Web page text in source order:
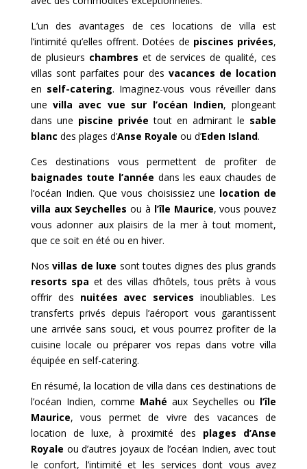
L’un des avantages de ces locations de villa est
l’intimité qu’elles offrent. Dotées de piscines privées,
de plusieurs chambres et de services de qualité, ces
villas sont parfaites pour des vacances de location
en self-catering. Imaginez-vous vous réveiller dans
unevilla avec vue sur l’océan Indien, plongeant
dans une piscine privée tout en admirant le sable
blanc des plages d’Anse Royale ou d’Eden Island.
Ces destinations vous permettent de profiter de
baignades toute l’année dans les eaux chaudes de
l’océan Indien. Que vous choisissiez une location de
villa aux Seychelles ou à l’île Maurice, vous pouvez
vous adonner aux plaisirs de la mer à tout moment,
que ce soit en été ou en hiver.
Nosvillas de luxe sont toutes dignes des plus grands
resorts spa et des villas d’hôtels, tous prêts à vous
offrir des nuitées avec services inoubliables. Les
transferts privés depuis l’aéroport vous garantissent
une arrivée sans souci, et vous pourrez profiter de la
cuisine locale ou préparer vos repas dans votre villa
équipée en self-catering.
En résumé, la location de villa dans ces destinations de
l’océan Indien, comme Mahé aux Seychelles ou l’île
Maurice, vous permet de vivre des vacances de
location de luxe, à proximité des plages d’Anse
Royale ou d’autres joyaux de l’océan Indien, avec tout
le confort, l’intimité et les services dont vous avez